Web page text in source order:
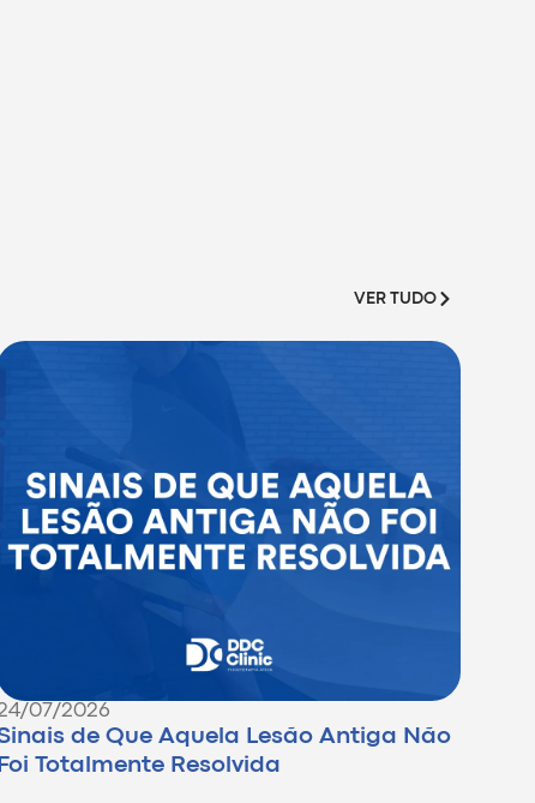
VER TUDO
07/2026
de Que Aquela Lesão Antiga Não
Foi Totalmente Resolvida